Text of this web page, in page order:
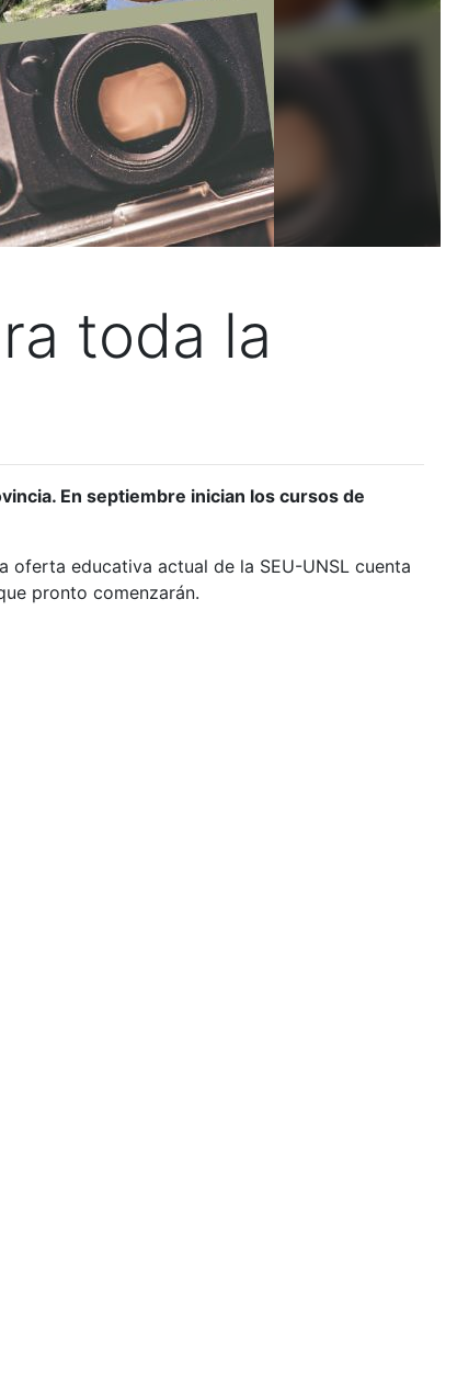
toda la
En septiembre inician los cursos de
oferta educativa actual de la SEU-UNSL cuenta
pronto comenzarán.